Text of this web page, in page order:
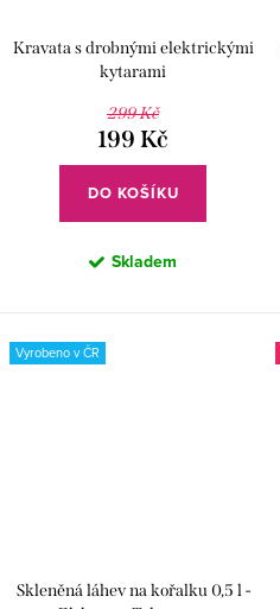
Kravata s drobnými elektrickými
kytarami
299 Kč
199 Kč
DO KOŠÍKU
Skladem
Vyrobeno v ČR
Skleněná láhev na kořalku 0,5 l -